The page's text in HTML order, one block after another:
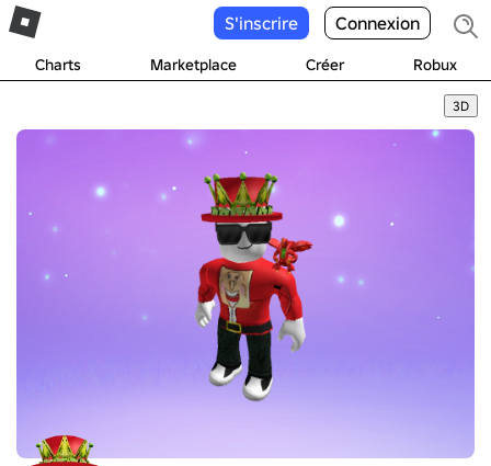
Charts Marketplace Créer Robux
S'inscrire Connexion
3D